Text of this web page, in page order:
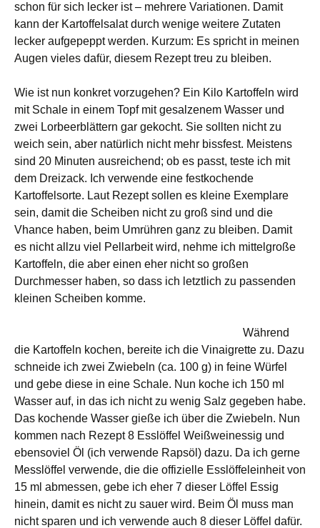
schon für sich lecker ist – mehrere Variationen. Damit
kann der Kartoffelsalat durch wenige weitere Zutaten
lecker aufgepeppt werden. Kurzum: Es spricht in meinen
Augen vieles dafür, diesem Rezept treu zu bleiben.
Wie ist nun konkret vorzugehen? Ein Kilo Kartoffeln wird
mit Schale in einem Topf mit gesalzenem Wasser und
zwei Lorbeerblättern gar gekocht. Sie sollten nicht zu
weich sein, aber natürlich nicht mehr bissfest. Meistens
sind 20 Minuten ausreichend; ob es passt, teste ich mit
dem Dreizack. Ich verwende eine festkochende
Kartoffelsorte. Laut Rezept sollen es kleine Exemplare
sein, damit die Scheiben nicht zu groß sind und die
Vhance haben, beim Umrühren ganz zu bleiben. Damit
es nicht allzu viel Pellarbeit wird, nehme ich mittelgroße
Kartoffeln, die aber einen eher nicht so großen
Durchmesser haben, so dass ich letztlich zu passenden
kleinen Scheiben komme.
Während
die Kartoffeln kochen, bereite ich die Vinaigrette zu. Dazu
schneide ich zwei Zwiebeln (ca. 100 g) in feine Würfel
und gebe diese in eine Schale. Nun koche ich 150 ml
Wasser auf, in das ich nicht zu wenig Salz gegeben habe.
Das kochende Wasser gieße ich über die Zwiebeln. Nun
kommen nach Rezept 8 Esslöffel Weißweinessig und
ebensoviel Öl (ich verwende Rapsöl) dazu. Da ich gerne
Messlöffel verwende, die die offizielle Esslöffeleinheit von
15 ml abmessen, gebe ich eher 7 dieser Löffel Essig
hinein, damit es nicht zu sauer wird. Beim Öl muss man
nicht sparen und ich verwende auch 8 dieser Löffel dafür.